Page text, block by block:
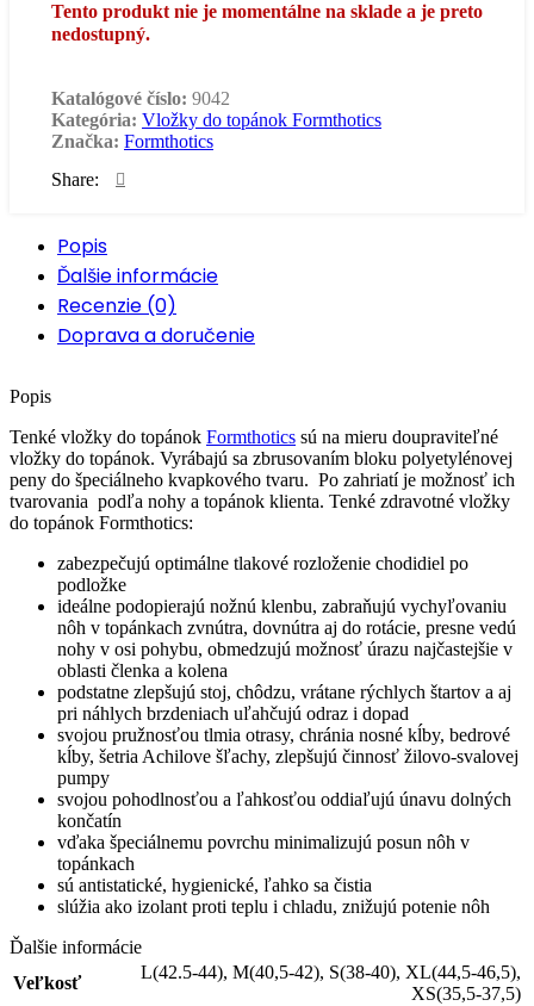
Tento produkt nie je momentálne na sklade a je preto
nedostupný.
Katalógové číslo: 9042
Kategória: Vložky do topánok Formthotics
Značka: Formthotics
Share:
Popis
Ďalšie informácie
Recenzie (0)
Doprava a doručenie
Popis
Tenké vložky do topánok Formthotics sú na mieru doupraviteľné
vložky do topánok. Vyrábajú sa zbrusovaním bloku polyetylénovej
peny do špeciálneho kvapkového tvaru. Po zahriatí je možnosť ich
tvarovania podľa nohy a topánok klienta. Tenké zdravotné vložky
do topánok Formthotics:
zabezpečujú optimálne tlakové rozloženie chodidiel po
podložke
ideálne podopierajú nožnú klenbu, zabraňujú vychyľovaniu
nôh v topánkach zvnútra, dovnútra aj do rotácie, presne vedú
nohy v osi pohybu, obmedzujú možnosť úrazu najčastejšie v
oblasti členka a kolena
podstatne zlepšujú stoj, chôdzu, vrátane rýchlych štartov a aj
pri náhlych brzdeniach uľahčujú odraz i dopad
svojou pružnosťou tlmia otrasy, chránia nosné kĺby, bedrové
kĺby, šetria Achilove šľachy, zlepšujú činnosť žilovo-svalovej
pumpy
svojou pohodlnosťou a ľahkosťou oddiaľujú únavu dolných
končatín
vďaka špeciálnemu povrchu minimalizujú posun nôh v
topánkach
sú antistatické, hygienické, ľahko sa čistia
slúžia ako izolant proti teplu i chladu, znižujú potenie nôh
Ďalšie informácie
Veľkosť
L(42.5-44), M(40,5-42), S(38-40), XL(44,5-46,5),
XS(35,5-37,5)